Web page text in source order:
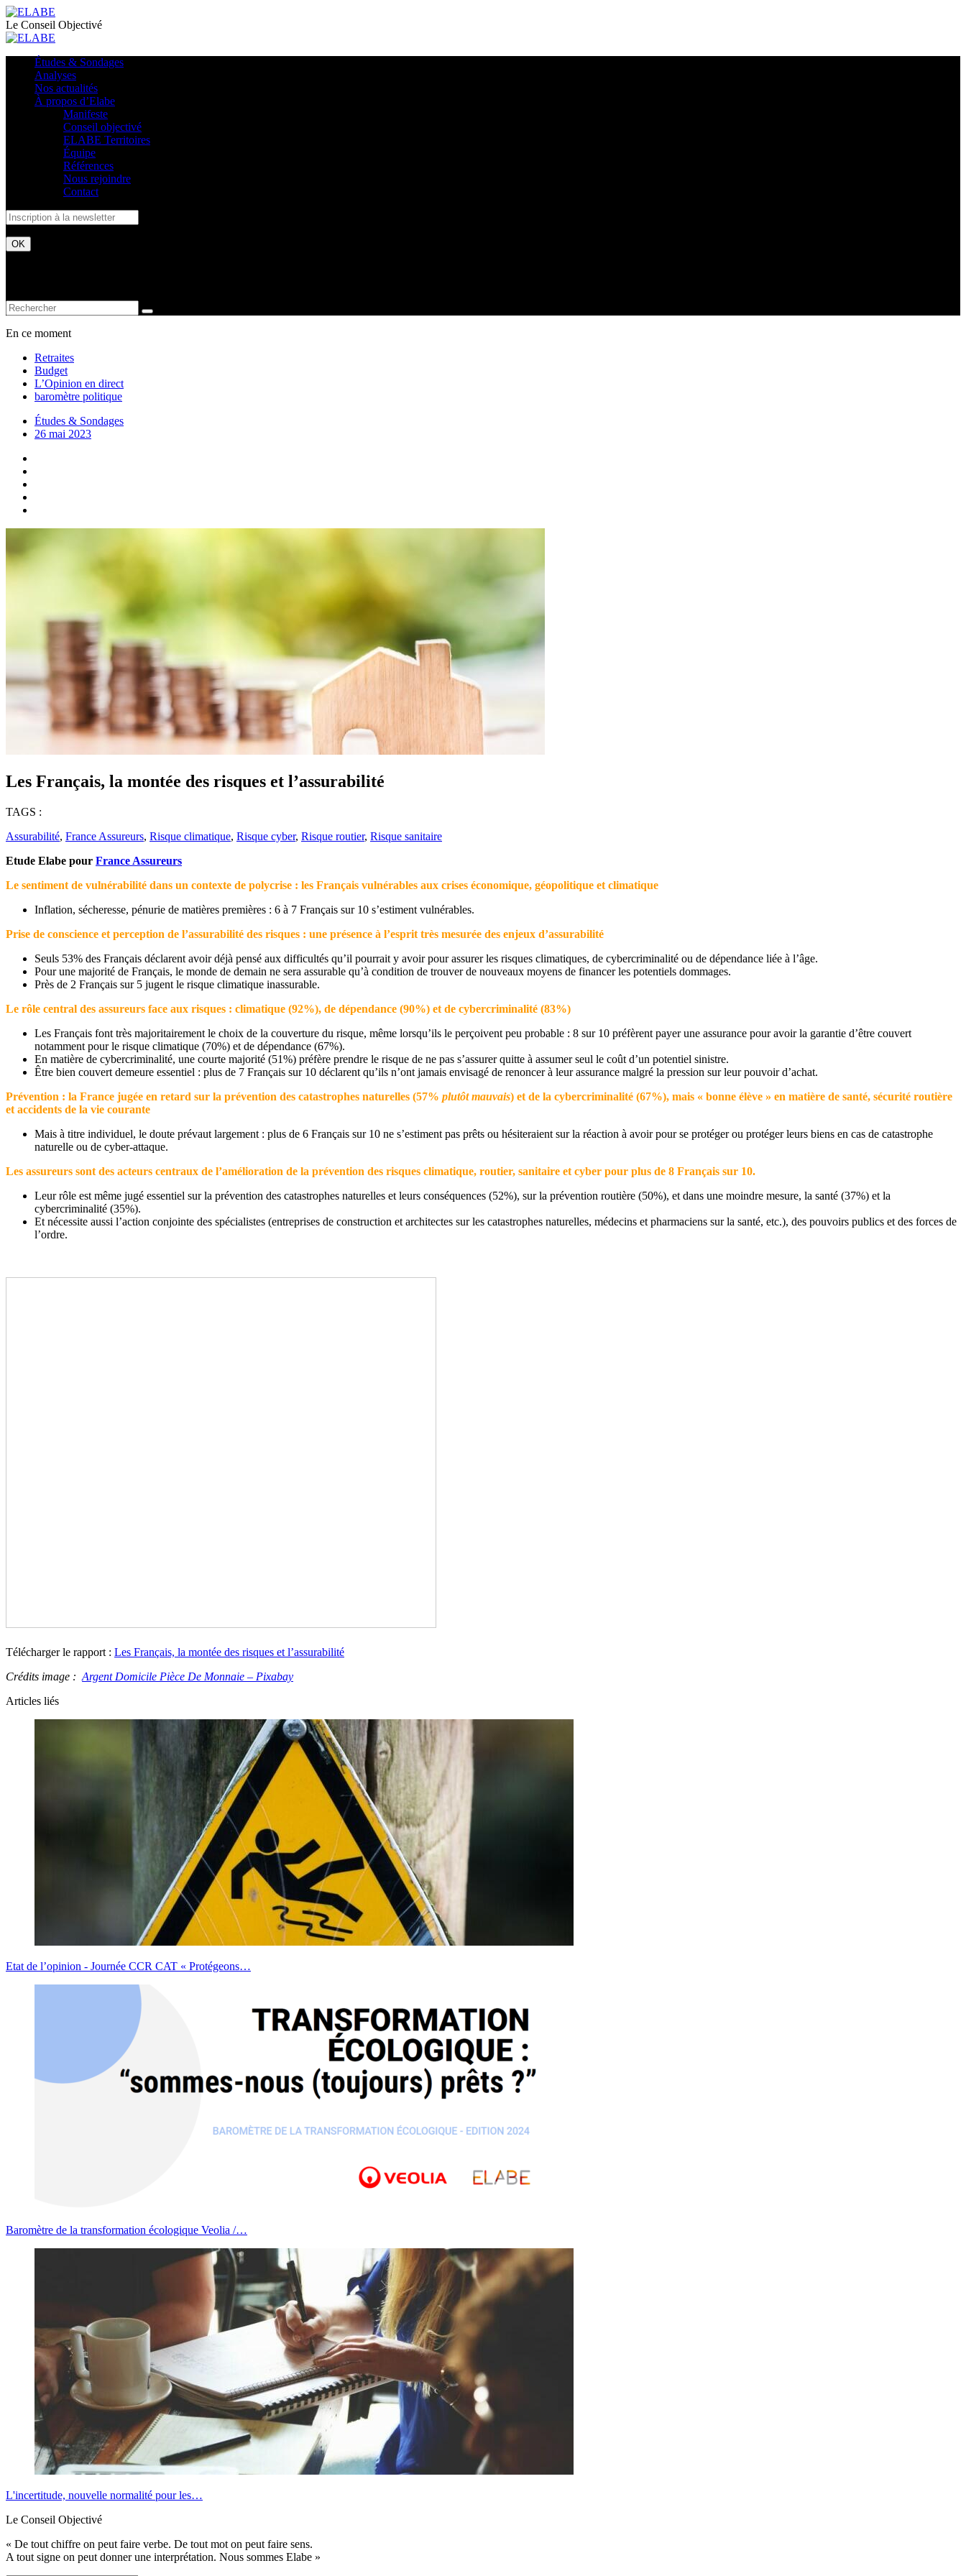
Le Conseil Objectivé
Études & Sondages
Analyses
Nos actualités
À propos d’Elabe
Manifeste
Conseil objectivé
ELABE Territoires
Équipe
Références
Nous rejoindre
Contact
En ce moment
Retraites
Budget
L’Opinion en direct
baromètre politique
Études & Sondages
26 mai 2023
Les Français, la montée des risques et l’assurabilité
TAGS :
Assurabilité, France Assureurs, Risque climatique, Risque cyber, Risque routier, Risque sanitaire
Etude Elabe pour France Assureurs
Le sentiment de vulnérabilité dans un contexte de polycrise : les Français vulnérables aux crises économique, géopolitique et climatique
Inflation, sécheresse, pénurie de matières premières : 6 à 7 Français sur 10 s’estiment vulnérables.
Prise de conscience et perception de l’assurabilité des risques : une présence à l’esprit très mesurée des enjeux d’assurabilité
Seuls 53% des Français déclarent avoir déjà pensé aux difficultés qu’il pourrait y avoir pour assurer les risques climatiques, de cybercriminalité ou de dépendance liée à l’âge.
Pour une majorité de Français, le monde de demain ne sera assurable qu’à condition de trouver de nouveaux moyens de financer les potentiels dommages.
Près de 2 Français sur 5 jugent le risque climatique inassurable.
Le rôle central des assureurs face aux risques : climatique (92%), de dépendance (90%) et de cybercriminalité (83%)
Les Français font très majoritairement le choix de la couverture du risque, même lorsqu’ils le perçoivent peu probable : 8 sur 10 préfèrent payer une assurance pour avoir la garantie d’être couvert
notamment pour le risque climatique (70%) et de dépendance (67%).
En matière de cybercriminalité, une courte majorité (51%) préfère prendre le risque de ne pas s’assurer quitte à assumer seul le coût d’un potentiel sinistre.
Être bien couvert demeure essentiel : plus de 7 Français sur 10 déclarent qu’ils n’ont jamais envisagé de renoncer à leur assurance malgré la pression sur leur pouvoir d’achat.
Prévention : la France jugée en retard sur la prévention des catastrophes naturelles (57% plutôt mauvais) et de la cybercriminalité (67%), mais « bonne élève » en matière de santé, sécurité routière
et accidents de la vie courante
Mais à titre individuel, le doute prévaut largement : plus de 6 Français sur 10 ne s’estiment pas prêts ou hésiteraient sur la réaction à avoir pour se protéger ou protéger leurs biens en cas de catastrophe
naturelle ou de cyber-attaque.
Les assureurs sont des acteurs centraux de l’amélioration de la prévention des risques climatique, routier, sanitaire et cyber pour plus de 8 Français sur 10.
Leur rôle est même jugé essentiel sur la prévention des catastrophes naturelles et leurs conséquences (52%), sur la prévention routière (50%), et dans une moindre mesure, la santé (37%) et la
cybercriminalité (35%).
Et nécessite aussi l’action conjointe des spécialistes (entreprises de construction et architectes sur les catastrophes naturelles, médecins et pharmaciens sur la santé, etc.), des pouvoirs publics et des forces de
l’ordre.
Télécharger le rapport : Les Français, la montée des risques et l’assurabilité
Crédits image : Argent Domicile Pièce De Monnaie – Pixabay
Articles liés
Etat de l’opinion - Journée CCR CAT « Protégeons…
Baromètre de la transformation écologique Veolia /…
L'incertitude, nouvelle normalité pour les…
Le Conseil Objectivé
« De tout chiffre on peut faire verbe. De tout mot on peut faire sens.
A tout signe on peut donner une interprétation. Nous sommes Elabe »